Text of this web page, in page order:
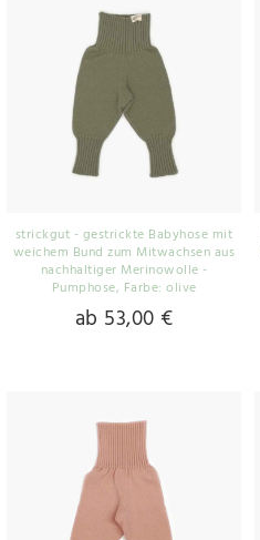
strickgut - gestrickte Babyhose mit
weichem Bund zum Mitwachsen aus
nachhaltiger Merinowolle -
Pumphose, Farbe: olive
ab 53,00 €